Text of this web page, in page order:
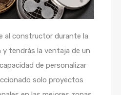
al constructor durante la
tendrás la ventaja de un
de personalizar
solo proyectos